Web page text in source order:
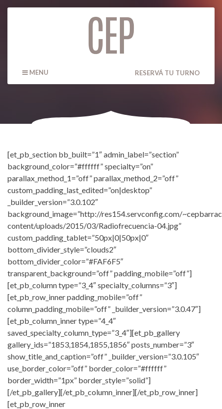
MENU RESERVÁ TU TURNO
[et_pb_section bb_built=”1″ admin_label=”section”
background_color=”#ffffff” specialty=”on”
parallax_method_1=”off” parallax_method_2=”off”
custom_padding_last_edited=”on|desktop”
_builder_version=”3.0.102″
background_image=”http://res154.servconfig.com/
content/uploads/2015/03/Radiofrecuencia-04.jpg”
custom_padding_tablet=”50px|0|50px|0″
bottom_divider_style=”clouds2″
bottom_divider_color=”#FAF6F5″
transparent_background=”off” padding_mobile=”off”]
[et_pb_column type=”3_4″ specialty_columns=”3″]
[et_pb_row_inner padding_mobile=”off”
column_padding_mobile=”off” _builder_version=”3.0.47″]
[et_pb_column_inner type=”4_4″
saved_specialty_column_type=”3_4″][et_pb_gallery
gallery_ids=”1853,1854,1855,1856″ posts_number=”3″
show_title_and_caption=”off” _builder_version=”3.0.105″
use_border_color=”off” border_color=”#ffffff”
border_width=”1px” border_style=”solid”]
[/et_pb_gallery][/et_pb_column_inner][/et_pb_row_inner]
[et_pb_row_inner